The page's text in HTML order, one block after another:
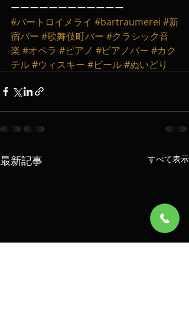
ーーーーーーーーーーーー
#バートロイメライ #bartraumerei #新
宿バー #歌舞伎町バー #クラシック音
楽 #オペラ #ピアノ #ピアノバー #カク
テル#ウィスキー #ビール#ぬいどり
最新記事 すべて表示